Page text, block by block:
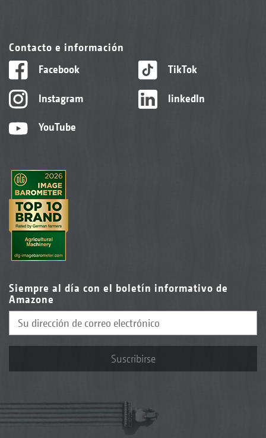
Contacto e información
Facebook
Instagram
YouTube
TikTok
linkedIn
Siempre al día con el boletín informativo de
Amazone
Suscribirse